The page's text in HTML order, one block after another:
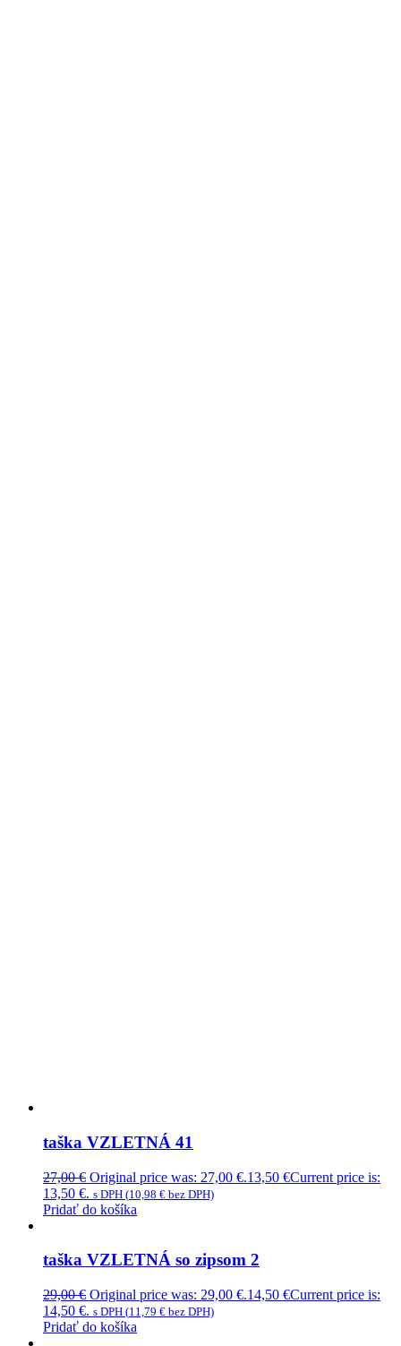
taška VZLETNÁ 41
27,00€ Original price was: 27,00 €.13,50 €Current price is:
13,50 €. s DPH (10,98 € bez DPH)
Pridať do košíka
taška VZLETNÁ so zipsom 2
29,00€ Original price was: 29,00 €.14,50 €Current price is:
14,50 €. s DPH (11,79 € bez DPH)
Pridať do košíka